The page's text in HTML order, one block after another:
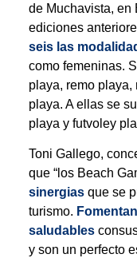
de Muchavista, en
ediciones
seis las
como femeninas.
playa, remo
playa. A ellas se
playa y futvoley
Toni Gallego,
que “los Beach
sinergiasque se
turismo.
saludables
y son un perfecto